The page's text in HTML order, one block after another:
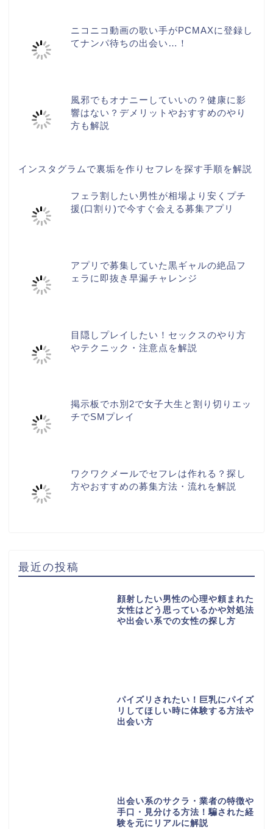
ニコニコ動画の歌い手がPCMAXに登録し
てナンパ待ちの出会い…！
風邪でもオナニーしていいの？健康に影
響はない？デメリットやおすすめのやり
方も解説
インスタグラムで裏垢を作りセフレを探す手順を解説
フェラ割したい男性が相場より安くプチ
援(口割り)で今すぐ会える募集アプリ
アプリで募集していた黒ギャルの絶品フ
ェラに即抜き早漏チャレンジ
目隠しプレイしたい！セックスのやり方
やテクニック・注意点を解説
掲示板でホ別2で女子大生と割り切りエッ
チでSMプレイ
ワクワクメールでセフレは作れる？探し
方やおすすめの募集方法・流れを解説
最近の投稿
顔射したい男性の心理や頼まれた
女性はどう思っているかや対処法
や出会い系での女性の探し方
パイズリされたい！巨乳にパイズ
リしてほしい時に体験する方法や
出会い方
出会い系のサクラ・業者の特徴や
手口・見分ける方法！騙された経
験を元にリアルに解説